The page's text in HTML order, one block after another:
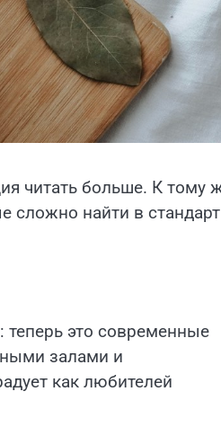
читать больше. К тому
сложно найти в
это современные
залами и
как любителей